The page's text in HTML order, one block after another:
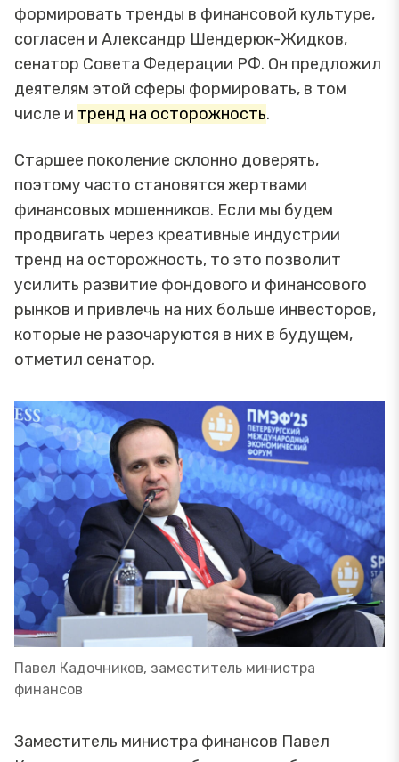
формировать тренды в финансовой культуре,
согласен и Александр Шендерюк-Жидков,
сенатор Совета Федерации РФ. Он предложил
деятелям этой сферы формировать, в том
числе и тренд на осторожность.
Старшее поколение склонно доверять,
поэтому часто становятся жертвами
финансовых мошенников. Если мы будем
продвигать через креативные индустрии
тренд на осторожность, то это позволит
усилить развитие фондового и финансового
рынков и привлечь на них больше инвесторов,
которые не разочаруются в них в будущем,
отметил сенатор.
Павел Кадочников, заместитель министра
финансов
Заместитель министра финансов Павел